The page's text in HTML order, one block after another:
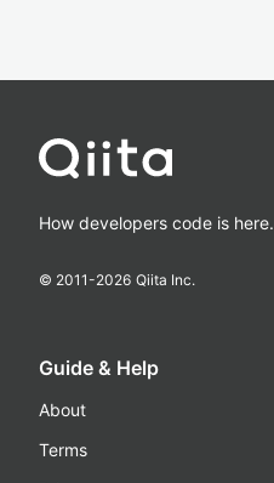
How developers code is here.
© 2011-2026 Qiita Inc.
Guide & Help
About
Terms